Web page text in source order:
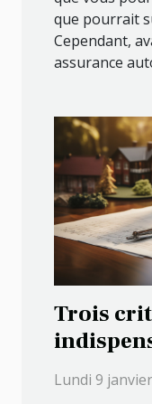
que pourrait
Cependant,
assurance
Trois
réussir
Lundi 9